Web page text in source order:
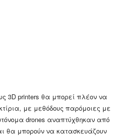
3D printers θα μπορεί πλέον να
με μεθόδους παρόμοιες με
drones αναπτύχθηκαν από
θα μπορούν να κατασκευάζουν